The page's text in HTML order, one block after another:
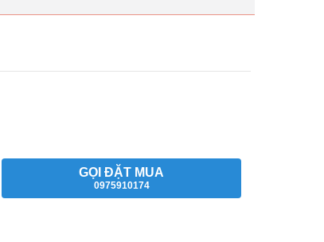
GỌI ĐẶT MUA
0975910174